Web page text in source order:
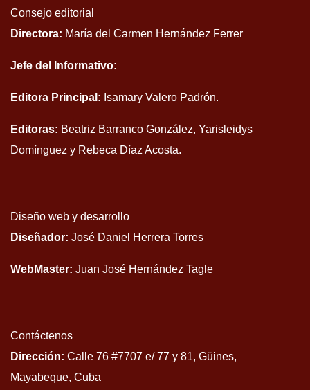
Consejo editorial
Directora: María del Carmen Hernández Ferrer
Jefe del Informativo:
Editora Principal: Isamary Valero Padrón.
Editoras: Beatriz Barranco González, Yarisleidys
Domínguez y Rebeca Díaz Acosta.
Diseño web y desarrollo
Diseñador: José Daniel Herrera Torres
WebMaster: Juan José Hernández Tagle
Contáctenos
Dirección: Calle 76 #7707 e/ 77 y 81, Güines,
Mayabeque, Cuba